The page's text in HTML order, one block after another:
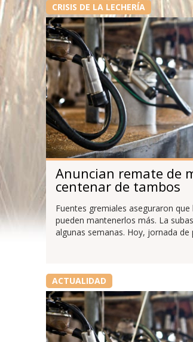
CRISIS DE LA LECHERÍA
Anuncian remate de
centenar de tambos
Fuentes gremiales aseguraron
pueden mantenerlos más. La
algunas semanas. Hoy, jornada de
ACTUALIDAD